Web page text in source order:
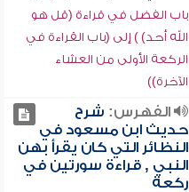
باب الفضل في قراءة (قل هو
الله أحد) ) إلى (باب القراءة في
الركعة الأولى من العشاء
الآخرة))
الفهرس: شرح
حديث ابن مسعود في
النظائر التي كان يقرأ بهن
النبي , قراءة سورتين في
ركعة